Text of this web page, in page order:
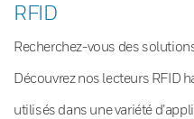
RFID
Recherchez-vous des
Découvrez nos lecteurs RFID
utilisés dans une variété